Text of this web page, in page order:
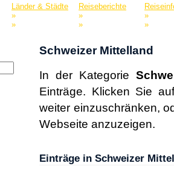
Länder & Städte Reiseberichte
» » »
» » »
Schweizer Mittelland
In der Kategorie
Einträge. Klicken Sie
weiter einzuschränken,
Webseite anzuzeigen.
Einträge in Schweizer